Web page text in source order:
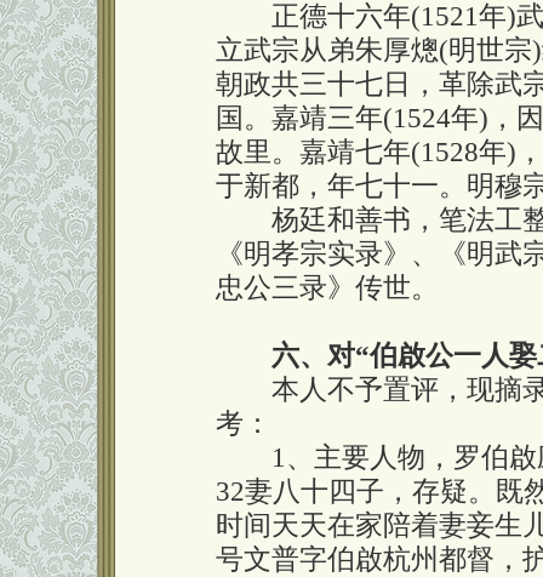
正德十六年(1521年)武
立武宗从弟朱厚熜(明世
朝政共三十七日，革除武
国。嘉靖三年(1524年)，
故里。嘉靖七年(1528年)
于新都，年七十一。明穆
杨廷和善书，笔法工整
《明孝宗实录》、《明
忠公三录》传世。
六、对“伯啟公一人
本人不予置评，现摘录
考：
1、主要人物，罗伯啟
32妻八十四子，存疑。既
时间天天在家陪着妻妾生
号文普字伯啟杭州都督，